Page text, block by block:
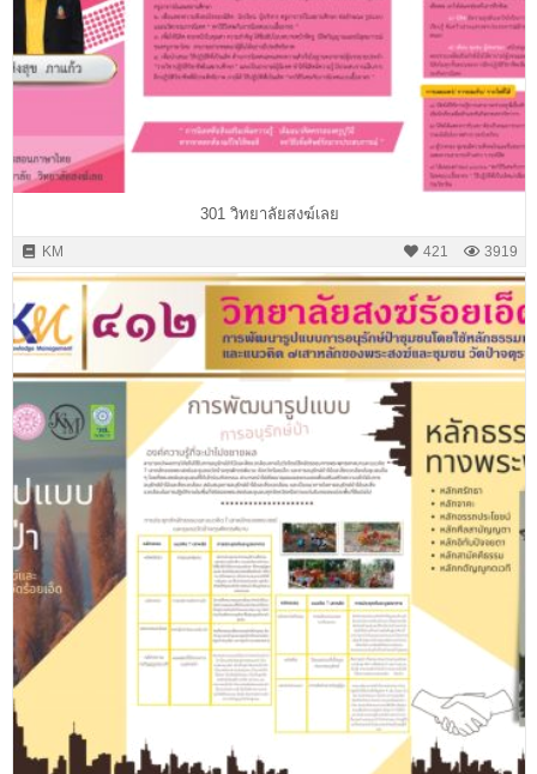
301 วิทยาลัยสงฆ์เลย
KM 3919
421